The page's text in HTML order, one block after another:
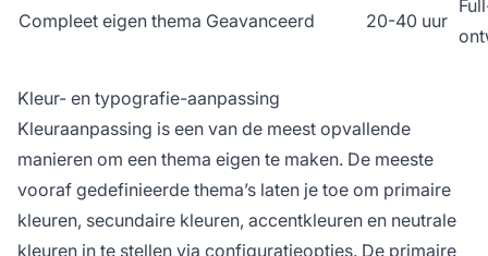
Compleet eigen thema Geavanceerd 20-40 uur
Kleur- en typografie-aanpassing
Kleuraanpassing is een van de meest opvallende
manieren om een thema eigen te maken. De meeste
vooraf gedefinieerde thema’s laten je toe om primaire
kleuren, secundaire kleuren, accentkleuren en neutrale
kleuren in te stellen via configuratieopties. De primaire